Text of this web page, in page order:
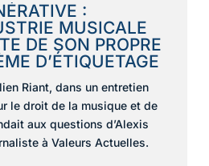
:
MUSICALE
DE SON PROPRE
D’ÉTIQUETAGE
Riant, dans un entretien
le droit de la musique et de
aux questions d’Alexis
à Valeurs Actuelles.